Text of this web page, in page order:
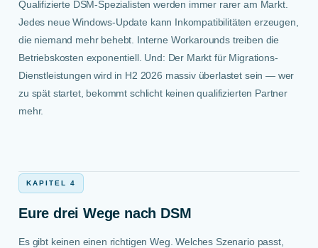
Qualifizierte DSM-Spezialisten werden immer rarer am Markt.
Jedes neue Windows-Update kann Inkompatibilitäten erzeugen,
die niemand mehr behebt. Interne Workarounds treiben die
Betriebskosten exponentiell. Und: Der Markt für Migrations-
Dienstleistungen wird in H2 2026 massiv überlastet sein — wer
zu spät startet, bekommt schlicht keinen qualifizierten Partner
mehr.
KAPITEL 4
Eure drei Wege nach DSM
Es gibt keinen einen richtigen Weg. Welches Szenario passt,